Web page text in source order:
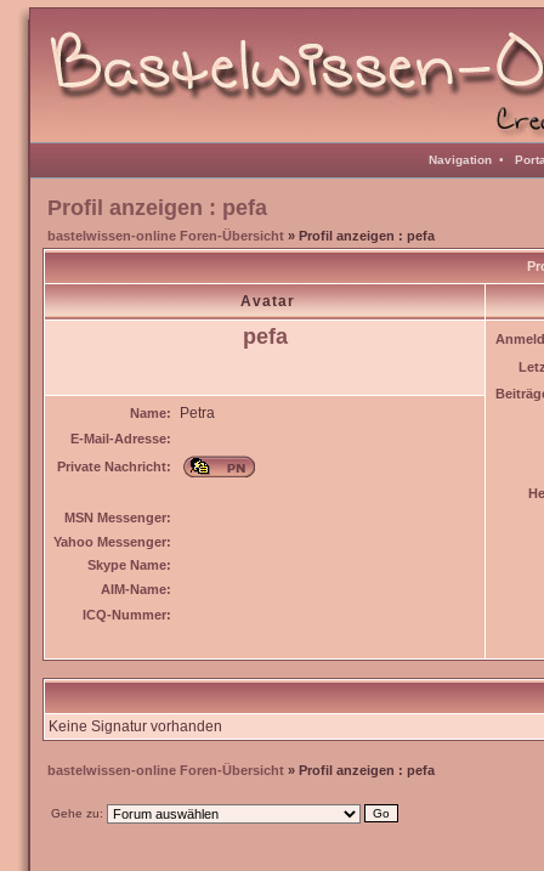
Navigation •
Profil anzeigen : pefa
bastelwissen-online Foren-Übersicht » Profil anzeigen : pefa
Avatar
pefa
Name: Petra
E-Mail-Adresse:
Private Nachricht:
MSN Messenger:
Yahoo Messenger:
Skype Name:
AIM-Name:
ICQ-Nummer:
Keine Signatur vorhanden
bastelwissen-online Foren-Übersicht » Profil anzeigen : pefa
Gehe zu: